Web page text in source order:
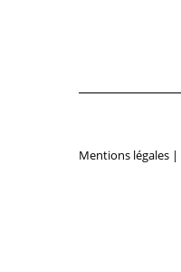
Mentions légales |